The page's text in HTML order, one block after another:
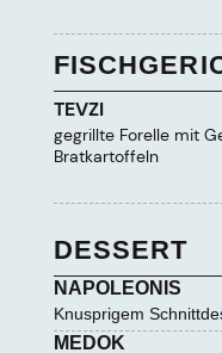
TEVZI
gegrillte Forelle mit
Bratkartoffeln
DESSERT
NAPOLEONIS
Knusprigem
MEDOK